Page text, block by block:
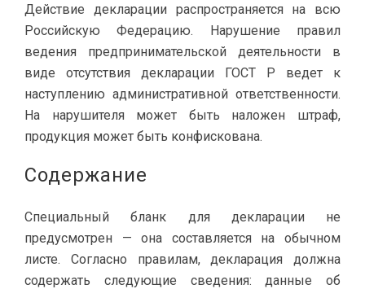
Действие декларации распространяется на всю
Российскую Федерацию. Нарушение правил
ведения предпринимательской деятельности в
виде отсутствия декларации ГОСТ Р ведет к
наступлению административной ответственности.
На нарушителя может быть наложен штраф,
продукция может быть конфискована.
Содержание
Специальный бланк для декларации не
предусмотрен — она составляется на обычном
листе. Согласно правилам, декларация должна
содержать следующие сведения: данные об